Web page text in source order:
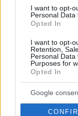
I want to opt-
Personal Data
Opted In
I want to opt-
Retention,
Personal
Purposes for
Opted In
Google
παρελθόν, η
«Today»
που δόθηκε
μιας
παραδέχτηκε
ρατσιστικά
εκπομπή και
παραλήρημα